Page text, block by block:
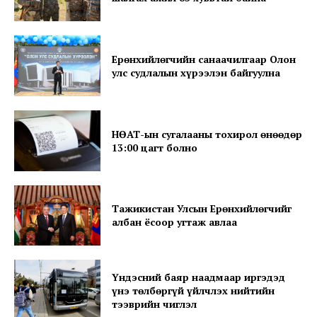
News Week
Magazine PRO
Ерөнхийлөгчийн санаачилгаар Олон
улс судлалын хүрээлэн байгуулна
НӨАТ-ын сугалааны тохирол өнөөдөр
13:00 цагт болно
Тажикистан Улсын Ерөнхийлөгчийг
албан ёсоор угтаж авлаа
Үндэсний баяр наадмаар иргэдэд
үнэ төлбөргүй үйлчлэх нийтийн
тээврийн чиглэл